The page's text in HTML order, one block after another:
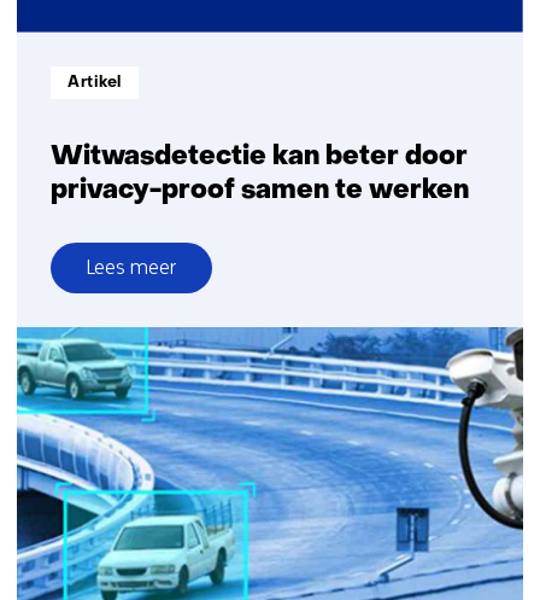
Witwasdetectie kan beter door
privacy-proof samen te werken
Informatietype:
Artikel
Lees meer
over
Witwasdetectie
kan
beter
door
privacy-
proof
samen
te
werken